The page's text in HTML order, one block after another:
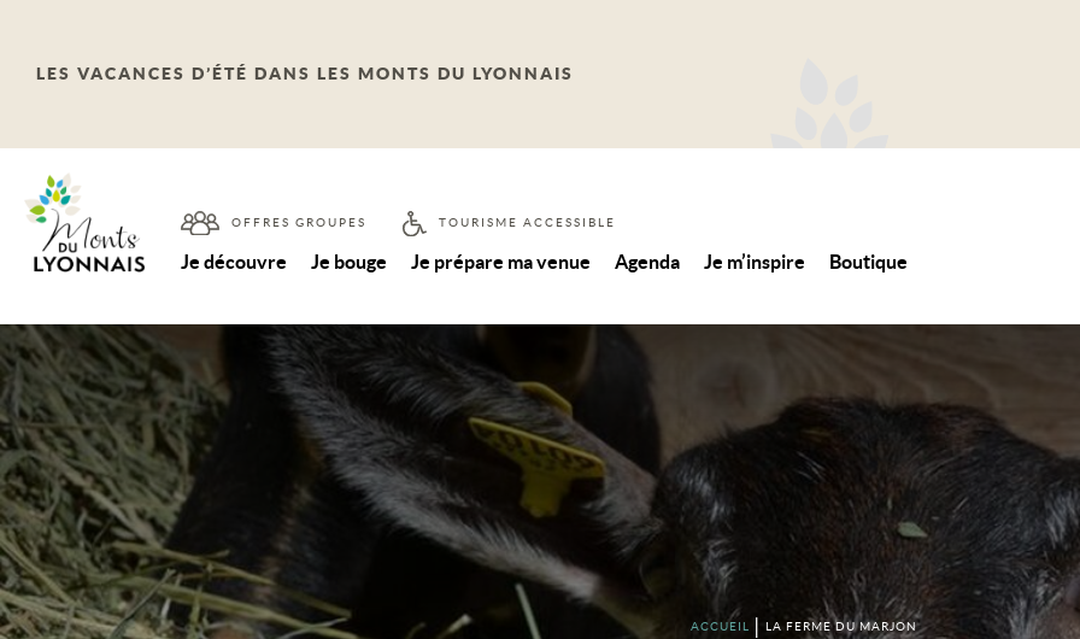
LES VACANCES D’ÉTÉ DANS LES MONTS DU LYONNAIS
OFFRES GROUPES TOURISME ACCESSIBLE
Je découvre Je bouge Je prépare ma venue Agenda Je m’inspire Boutique
ACCUEIL LA FERME DU MARJON